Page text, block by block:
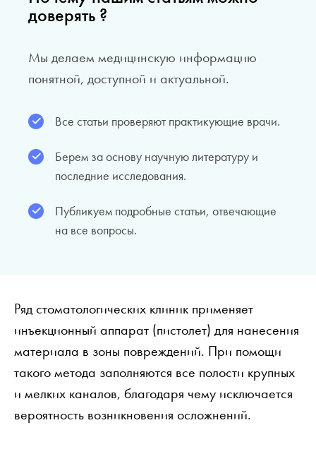
доверять ?
Мы делаем медицинскую информацию
понятной, доступной и актуальной.
Все статьи проверяют практикующие врачи.
Берем за основу научную литературу и
последние исследования.
Публикуем подробные статьи, отвечающие
на все вопросы.
Ряд стоматологических клиник применяет
инъекционный аппарат (пистолет) для нанесения
материала в зоны повреждений. При помощи
такого метода заполняются все полости крупных
и мелких каналов, благодаря чему исключается
вероятность возникновения осложнений.